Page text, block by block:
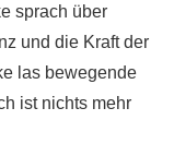
sprach über
und die Kraft der
las bewegende
ist nichts mehr